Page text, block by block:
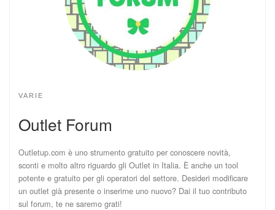
VARIE
Outlet Forum
Outletup.com è uno strumento gratuito per conoscere novità,
sconti e molto altro riguardo gli Outlet in Italia. È anche un tool
potente e gratuito per gli operatori del settore. Desideri modificare
un outlet già presente o inserirne uno nuovo? Dai il tuo contributo
sul forum, te ne saremo grati!